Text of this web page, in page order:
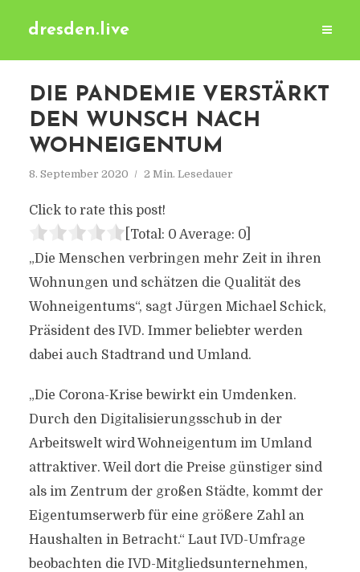
dresden.live
DIE PANDEMIE VERSTÄRKT
DEN WUNSCH NACH
WOHNEIGENTUM
8. September 2020 2 Min. Lesedauer
Click to rate this post!
[Total: 0 Average: 0]
„Die Menschen verbringen mehr Zeit in ihren
Wohnungen und schätzen die Qualität des
Wohneigentums“, sagt Jürgen Michael Schick,
Präsident des IVD. Immer beliebter werden
dabei auch Stadtrand und Umland.
„Die Corona-Krise bewirkt ein Umdenken.
Durch den Digitalisierungsschub in der
Arbeitswelt wird Wohneigentum im Umland
attraktiver. Weil dort die Preise günstiger sind
als im Zentrum der großen Städte, kommt der
Eigentumserwerb für eine größere Zahl an
Haushalten in Betracht.“ Laut IVD-Umfrage
beobachten die IVD-Mitgliedsunternehmen,